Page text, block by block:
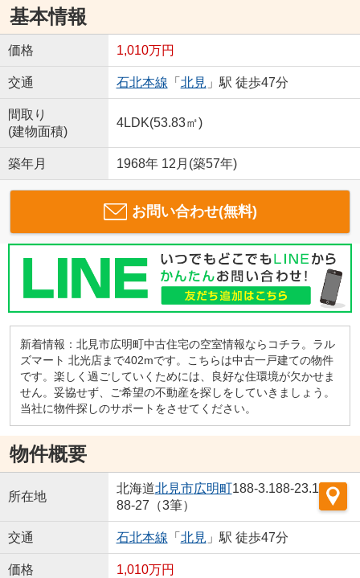
基本情報
価格 1,010万円
交通 石北本線 「 北見 」駅 徒歩47分
間取り
(建物面積)
4LDK(53.83㎡)
築年月 1968年 12月(築57年)
お問い合わせ(無料)
新着情報：北見市広明町中古住宅の空室情報ならコチラ。ラル
ズマート 北光店まで402mです。こちらは中古一戸建ての物件
です。楽しく過ごしていくためには、良好な住環境が欠かせま
せん。妥協せず、ご希望の不動産を探しをしていきましょう。
当社に物件探しのサポートをさせてください。
物件概要
所在地
北海道北見市広明町188-3.188-23.1
88-27（3筆）
交通 石北本線 「 北見 」駅 徒歩47分
価格 1,010万円